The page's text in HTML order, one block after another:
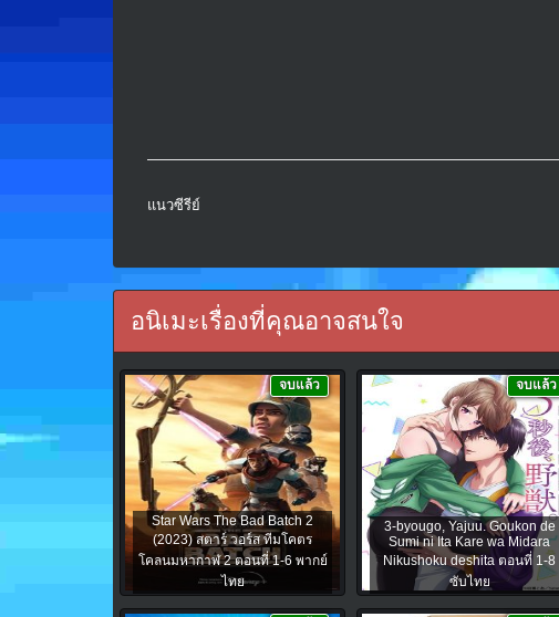
แนวซีรีย์
อนิเมะเรื่องที่คุณอาจสนใจ
Star Wars The Bad Batch 2
(2023) สตาร์ วอร์ส ทีมโคตร
โคลนมหากาฬ 2 ตอนที่ 1-6 พากย์
ไทย
จบแล้ว
3-byougo, Yajuu. Goukon de
Sumi ni Ita Kare wa Midara
Nikushoku deshita ตอนที่ 1-8
ซับไทย
จบแล้ว